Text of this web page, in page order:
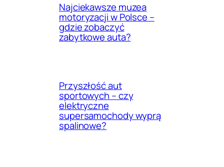
Najciekawsze muzea
motoryzacji w Polsce –
gdzie zobaczyć
zabytkowe auta?
Przyszłość aut
sportowych – czy
elektryczne
supersamochody wyprą
spalinowe?